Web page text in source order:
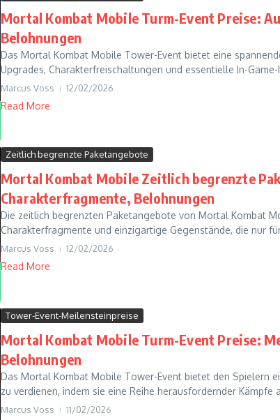
Mortal Kombat Mobile Turm-Event Preise:
Belohnungen
Das Mortal Kombat Mobile Tower-Event bietet eine
Upgrades, Charakterfreischaltungen und essentielle In-
Marcus Voss 12/02/2026
Read More
Zeitlich begrenzte Paketangebote
Mortal Kombat Mobile Zeitlich begrenzte
Charakterfragmente, Belohnungen
Die zeitlich begrenzten Paketangebote von Mortal Kombat
Charakterfragmente und einzigartige Gegenstände, die nur
Marcus Voss 12/02/2026
Read More
Tower-Event-Meilensteinpreise
Mortal Kombat Mobile Turm-Event Preise:
Belohnungen
Das Mortal Kombat Mobile Tower-Event bietet den Spielern
zu verdienen, indem sie eine Reihe herausfordernder Kämpfe
Marcus Voss 11/02/2026